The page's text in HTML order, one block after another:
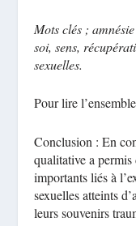
Mots clés ;
soi, sens,
sexuelles.
Pour lire
Conclusion : En
qualitative a permis
importants liés à
sexuelles atteints
leurs souvenirs